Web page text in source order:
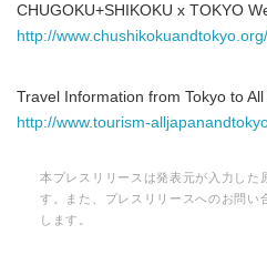
CHUGOKU+SHIKOKU x TOKYO
http://
Travel Information from Tokyo to
http://www.tourism-
本プレスリリースは発表元が入力した
す。また、プレスリリースへのお問い
します。